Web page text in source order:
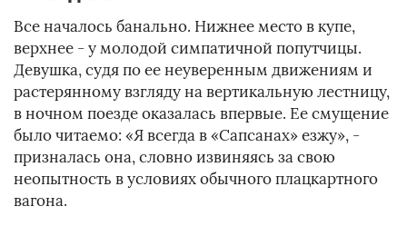
Все началось банально. Нижнее место в купе,
верхнее - у молодой симпатичной попутчицы.
Девушка, судя по ее неуверенным движениям и
растерянному взгляду на вертикальную лестницу,
в ночном поезде оказалась впервые. Ее смущение
было читаемо: «Я всегда в «Сапсанах» езжу», -
призналась она, словно извиняясь за свою
неопытность в условиях обычного плацкартного
вагона.